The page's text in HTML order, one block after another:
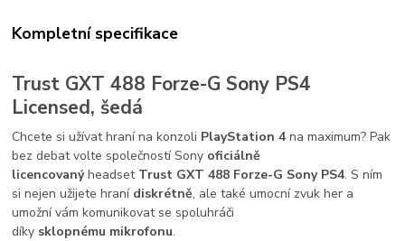
Kompletní specifikace
Trust GXT 488 Forze-G Sony PS4
Licensed, šedá
Chcete si užívat hraní na konzoli PlayStation 4 na maximum? Pak
bez debat volte společností Sony oficiálně
licencovanýheadset Trust GXT 488 Forze-G Sony PS4. S ním
si nejen užijete hraní diskrétně, ale také umocní zvuk her a
umožní vám komunikovat se spoluhráči
díky sklopnému mikrofonu.